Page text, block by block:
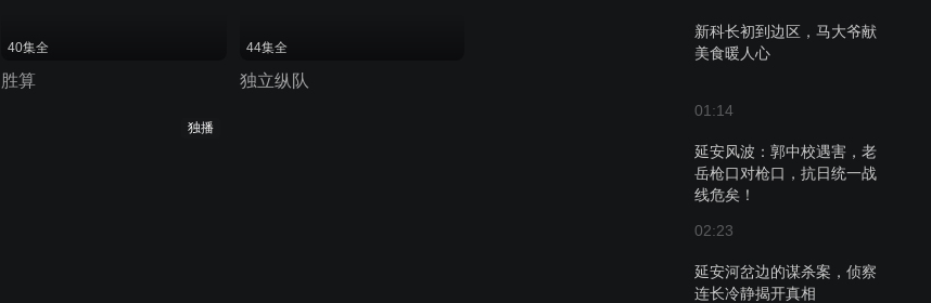
新科长初到边区，马大爷献
美食暖人心
01:14
延安风波：郭中校遇害，老
岳枪口对枪口，抗日统一战
线危矣！
02:23
延安河岔边的谋杀案，侦察
连长冷静揭开真相
40集全
胜算
44集全
独立纵队
独播